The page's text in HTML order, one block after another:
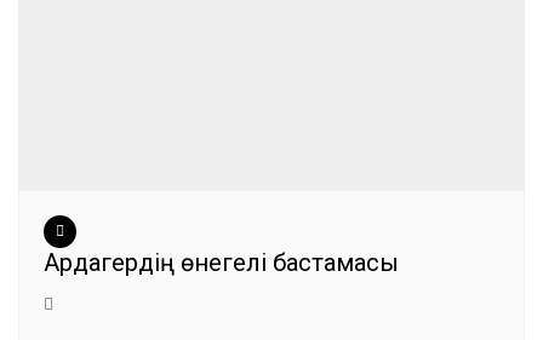
Ардагердің өнегелі бастамасы